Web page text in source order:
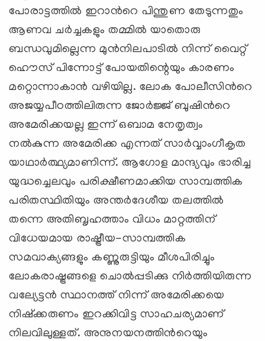
പോരാട്ടത്തില്‍ ഇറാന്‍റെ പിന്തുണ തേടുന്നതും
ആണവ ചര്‍ച്ചകളും തമ്മില്‍ യാതൊരു
ബന്ധവുമില്ലെന്ന മുന്‍നിലപാടില്‍ നിന്ന് വൈറ്റ്
ഹൌസ് പിന്നോട്ട് പോയതിന്റെയും കാരണം
മറ്റൊന്നാകാന്‍ വഴിയില്ല. ലോക പോലീസിന്‍റെ
അജയ്യപീഠത്തിലിരുന്ന ജോര്‍ജ്ജ് ബുഷിന്‍റെ
അമേരിക്കയല്ല ഇന്ന് ഒബാമ നേതൃത്വം
നല്‍കുന്ന അമേരിക്ക എന്നത് സാര്‍വ്വാംഗീകൃത
യാഥാര്‍ത്ഥ്യമാണിന്ന്. ആഗോള മാന്ദ്യവും ഭാരിച്ച
യുദ്ധച്ചെലവും പരിക്ഷീണമാക്കിയ സാമ്പത്തിക
പരിതസ്ഥിതിയും അന്തര്‍ദേശീയ തലത്തില്‍
തന്നെ അതിബൃഹത്താം വിധം മാറ്റത്തിന്
വിധേയമായ രാഷ്ട്രീയ-സാമ്പത്തിക
സമവാക്യങ്ങളും കണ്ണുരുട്ടിയും മീശപിരിച്ചും
ലോകരാഷ്ട്രങ്ങളെ ചൊല്‍പ്പടിക്കു നിര്‍ത്തിയിരുന്ന
വല്യേട്ടന്‍ സ്ഥാനത്ത് നിന്ന് അമേരിക്കയെ
നിഷ്ക്കരുണം ഇറക്കിവിട്ട സാഹചര്യമാണ്
നിലവിലുള്ളത്. അനുനയനത്തിന്‍റെയും